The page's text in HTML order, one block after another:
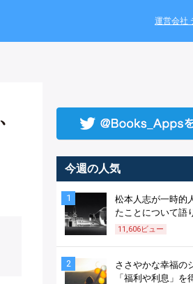
運営会社
今週の人気
1
松本人志が一時的
たことについて語
11,606ビュー
2
ささやかな幸福の
「福利や利息」を